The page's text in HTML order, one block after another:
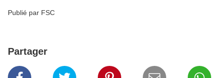
Publié par FSC
Partager